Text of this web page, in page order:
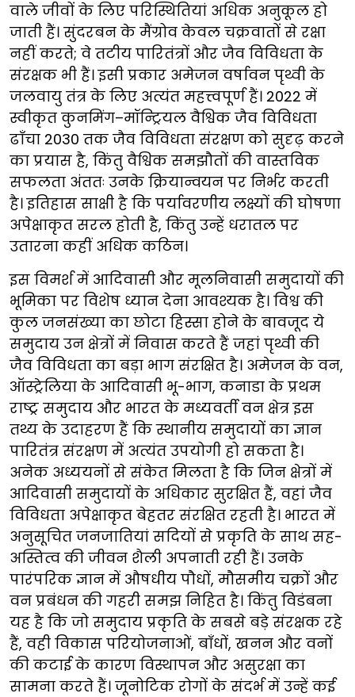
वाले जीवों के लिए परिस्थितियां अधिक अनुकूल हो
जाती हैं। सुंदरबन के मैंग्रोव केवल चक्रवातों से रक्षा
नहीं करते; वे तटीय पारितंत्रों और जैव विविधता के
संरक्षक भी हैं। इसी प्रकार अमेजन वर्षावन पृथ्वी के
जलवायु तंत्र के लिए अत्यंत महत्त्वपूर्ण हैं। 2022 में
स्वीकृत कुनमिंग–मॉन्ट्रियल वैश्विक जैव विविधता
ढाँचा 2030 तक जैव विविधता संरक्षण को सुदृढ़ करने
का प्रयास है, किंतु वैश्विक समझौतों की वास्तविक
सफलता अंततः उनके क्रियान्वयन पर निर्भर करती
है। इतिहास साक्षी है कि पर्यावरणीय लक्ष्यों की घोषणा
अपेक्षाकृत सरल होती है, किंतु उन्हें धरातल पर
उतारना कहीं अधिक कठिन।
इस विमर्श में आदिवासी और मूलनिवासी समुदायों की
भूमिका पर विशेष ध्यान देना आवश्यक है। विश्व की
कुल जनसंख्या का छोटा हिस्सा होने के बावजूद ये
समुदाय उन क्षेत्रों में निवास करते हैं जहां पृथ्वी की
जैव विविधता का बड़ा भाग संरक्षित है। अमेजन के वन,
ऑस्ट्रेलिया के आदिवासी भू-भाग, कनाडा के प्रथम
राष्ट्र समुदाय और भारत के मध्यवर्ती वन क्षेत्र इस
तथ्य के उदाहरण हैं कि स्थानीय समुदायों का ज्ञान
पारितंत्र संरक्षण में अत्यंत उपयोगी हो सकता है।
अनेक अध्ययनों से संकेत मिलता है कि जिन क्षेत्रों में
आदिवासी समुदायों के अधिकार सुरक्षित हैं, वहां जैव
विविधता अपेक्षाकृत बेहतर संरक्षित रहती है। भारत में
अनुसूचित जनजातियां सदियों से प्रकृति के साथ सह-
अस्तित्व की जीवन शैली अपनाती रही हैं। उनके
पारंपरिक ज्ञान में औषधीय पौधों, मौसमीय चक्रों और
वन प्रबंधन की गहरी समझ निहित है। किंतु विडंबना
यह है कि जो समुदाय प्रकृति के सबसे बड़े संरक्षक रहे
हैं, वही विकास परियोजनाओं, बाँधों, खनन और वनों
की कटाई के कारण विस्थापन और असुरक्षा का
सामना करते हैं। जूनोटिक रोगों के संदर्भ में उन्हें कई